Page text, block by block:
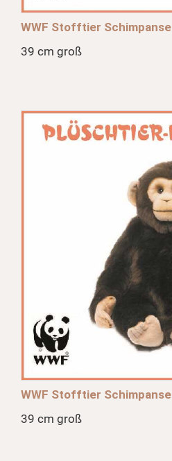
WWF Stofftier Schimpanse
39 cm groß
WWF Stofftier Schimpanse
39 cm groß